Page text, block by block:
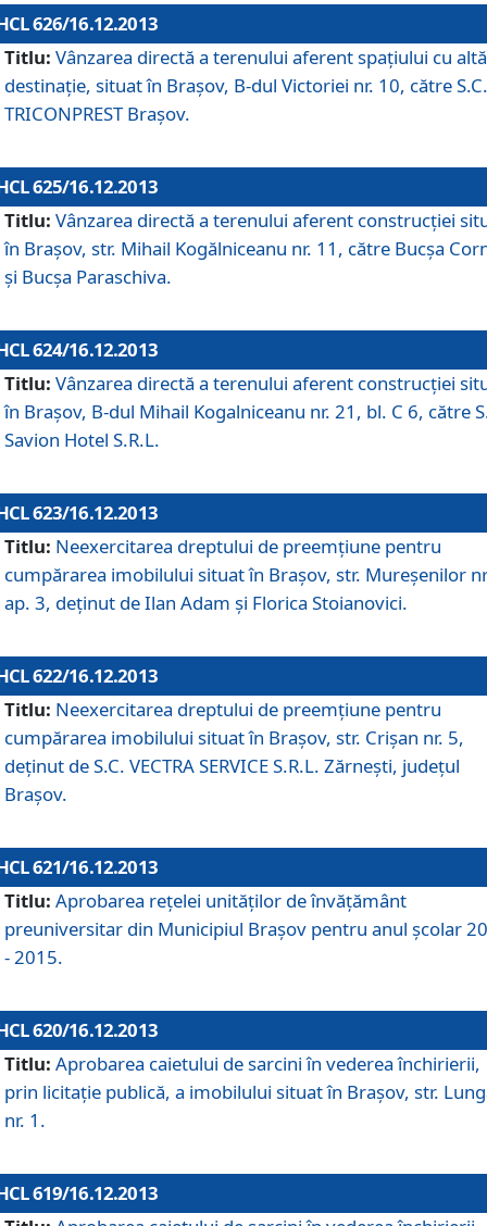
626/16.12.2013
Titlu: Vânzarea directă a terenului aferent spaţiului cu altă
destinaţie, situat în Braşov, B-dul Victoriei nr. 10, către S.C.
TRICONPREST Braşov.
625/16.12.2013
Titlu: Vânzarea directă a terenului aferent construcţiei
în Braşov, str. Mihail Kogălniceanu nr. 11, către Bucşa
şi Bucşa Paraschiva.
624/16.12.2013
Titlu: Vânzarea directă a terenului aferent construcţiei
în Braşov, B-dul Mihail Kogalniceanu nr. 21, bl. C 6, către
Savion Hotel S.R.L.
623/16.12.2013
Titlu: Neexercitarea dreptului de preemţiune pentru
cumpărarea imobilului situat în Braşov, str. Mureşenilor
ap. 3, deţinut de Ilan Adam şi Florica Stoianovici.
622/16.12.2013
Titlu: Neexercitarea dreptului de preemţiune pentru
cumpărarea imobilului situat în Braşov, str. Crişan nr. 5,
deţinut de S.C. VECTRA SERVICE S.R.L. Zărneşti, judeţul
Braşov.
621/16.12.2013
Titlu: Aprobarea reţelei unităţilor de învăţământ
preuniversitar din Municipiul Braşov pentru anul şcolar
- 2015.
620/16.12.2013
Titlu: Aprobarea caietului de sarcini în vederea închirierii,
prin licitaţie publică, a imobilului situat în Braşov, str.
nr. 1.
619/16.12.2013